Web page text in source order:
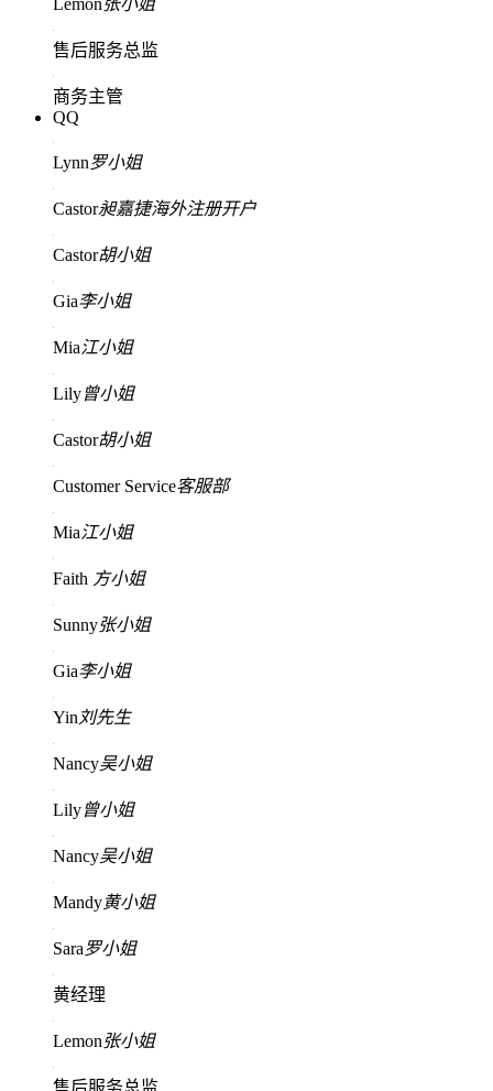
Lemon张小姐
售后服务总监
商务主管
QQ
Lynn罗小姐
Castor昶嘉捷海外注册开户
Castor胡小姐
Gia李小姐
Mia江小姐
Lily曾小姐
Castor胡小姐
Customer Service客服部
Mia江小姐
Faith 方小姐
Sunny张小姐
Gia李小姐
Yin 刘先生
Nancy吴小姐
Lily曾小姐
Nancy吴小姐
Mandy黄小姐
Sara罗小姐
黄经理
Lemon张小姐
售后服务总监